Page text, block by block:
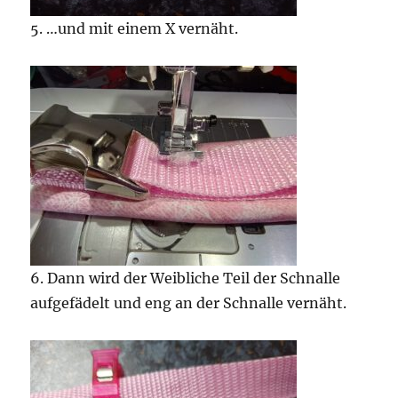
5. …und mit einem X vernäht.
6. Dann wird der Weibliche Teil der Schnalle
aufgefädelt und eng an der Schnalle vernäht.